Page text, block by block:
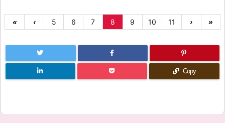
« ‹ 5 6 7 8 9 10 11 › »
Copy